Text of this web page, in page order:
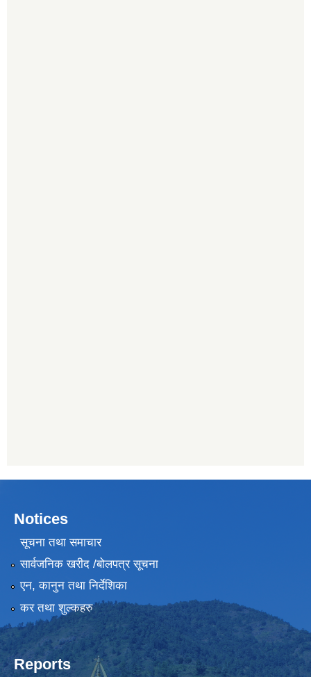
Notices
सूचना तथा समाचार
सार्वजनिक खरीद /बोलपत्र सूचना
एन, कानुन तथा निर्देशिका
कर तथा शुल्कहरु
Reports